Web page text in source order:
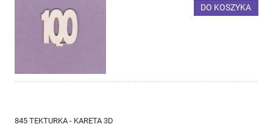
DO KOSZYKA
845 TEKTURKA - KARETA 3D